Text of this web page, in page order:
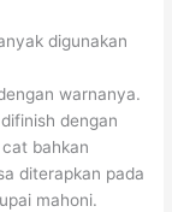
digunakan
warnanya.
dengan
bahkan
diterapkan pada
mahoni.